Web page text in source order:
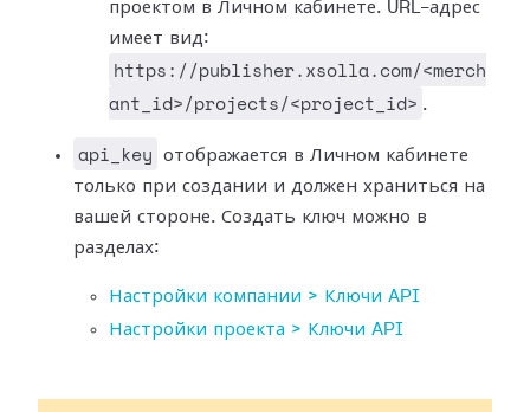
проектом в Личном кабинете. URL-адрес
имеет вид:
https://publisher.xsolla.com/<merch
ant_id>/projects/<project_id> .
api_key
отображается в Личном кабинете
только при создании и должен храниться на
вашей стороне. Создать ключ можно в
разделах:
Настройки компании > Ключи API
Настройки проекта > Ключи API